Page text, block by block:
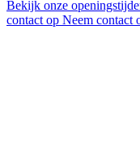
Bekijk onze
contact op Neem contact